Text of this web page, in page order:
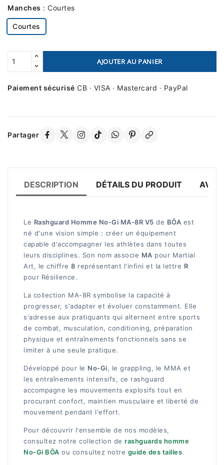
Manches : Courtes
Courtes
AJOUTER AU PANIER
Paiement sécurisé CB · VISA · Mastercard · PayPal
Partager
DESCRIPTION DÉTAILS DU PRODUIT AVIS
Le Rashguard Homme No-Gi MA-8R V5 de BŌA est
né d'une vision simple : créer un équipement
capable d'accompagner les athlètes dans toutes
leurs disciplines. Son nom associe MA pour Martial
Art, le chiffre 8 représentant l'infini et la lettre R
pour Résilience.
La collection MA-8R symbolise la capacité à
progresser, s'adapter et évoluer constamment. Elle
s'adresse aux pratiquants qui alternent entre sports
de combat, musculation, conditioning, préparation
physique et entraînements fonctionnels sans se
limiter à une seule pratique.
Développé pour le No-Gi, le grappling, le MMA et
les entraînements intensifs, ce rashguard
accompagne les mouvements explosifs tout en
procurant confort, maintien musculaire et liberté de
mouvement pendant l'effort.
Pour découvrir l'ensemble de nos modèles,
consultez notre collection de rashguards homme
No-Gi BŌA ou consultez notre guide des tailles.